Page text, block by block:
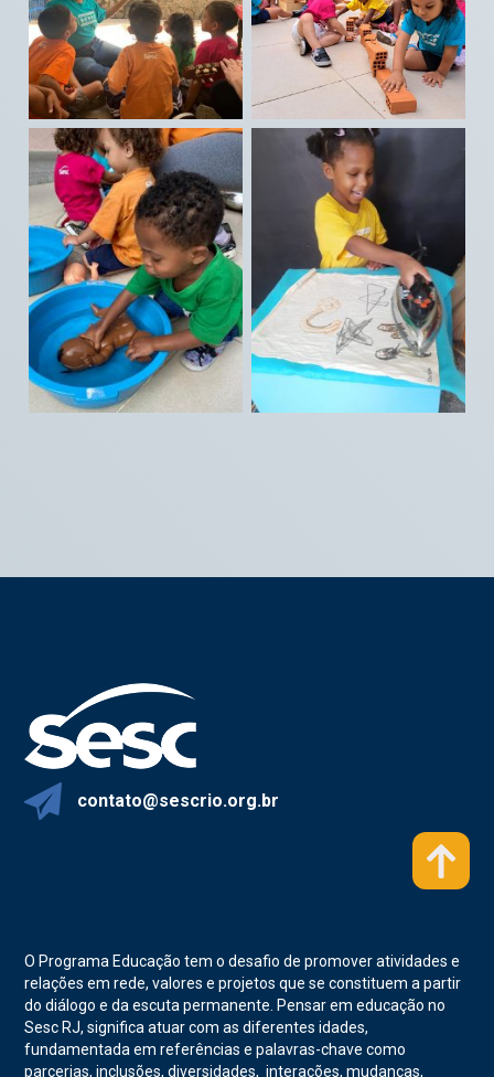
contato@sescrio.org.br
O Programa Educação tem o desafio de promover atividades e
relações em rede, valores e projetos que se constituem a partir
do diálogo e da escuta permanente. Pensar em educação no
Sesc RJ, significa atuar com as diferentes idades,
fundamentada em referências e palavras-chave como
parcerias, inclusões, diversidades, interações, mudanças,